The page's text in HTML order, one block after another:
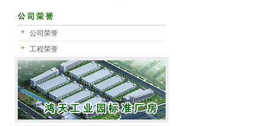
公司荣誉
工程荣誉